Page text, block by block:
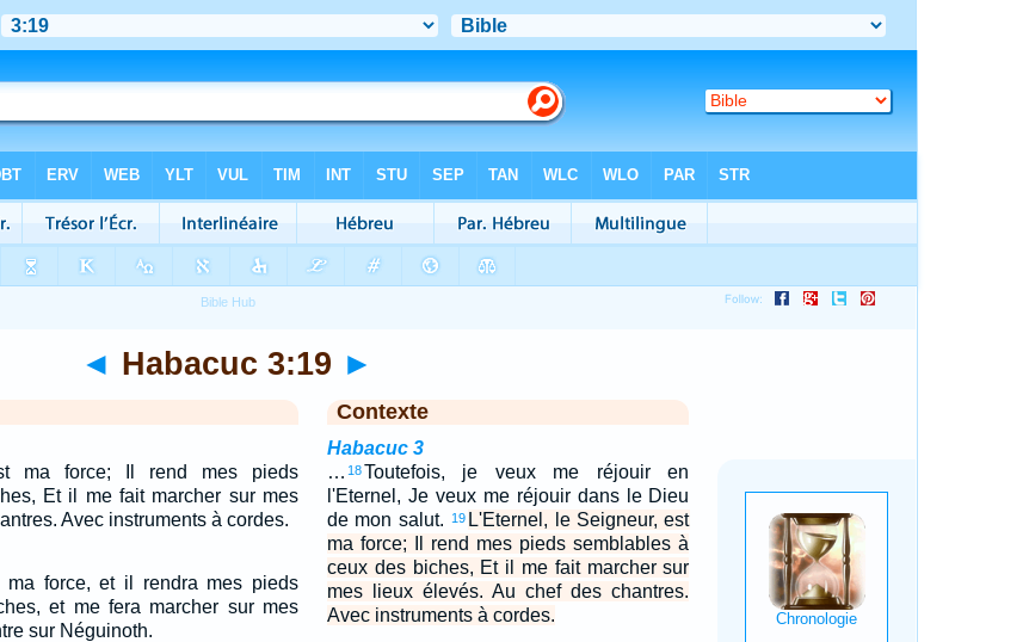
◄ Habacuc 3:19 ►
ma force; Il rend mes pieds
Et il me fait marcher sur mes
Avec instruments à cordes.
ma force, et il rendra mes pieds
et me fera marcher sur mes
sur Néguinoth.
Contexte
Habacuc 3
… 18Toutefois, je veux me réjouir en
l'Eternel, Je veux me réjouir dans le Dieu
de mon salut.
19 L'Eternel, le Seigneur, est
ma force; Il rend mes pieds semblables à
ceux des biches, Et il me fait marcher sur
mes lieux élevés. Au chef des chantres.
Avec instruments à cordes.